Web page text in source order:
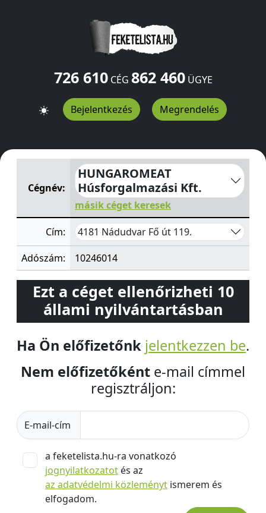
726 610CÉG 862 460ÜGYE
Bejelentkezés Megrendelés
HUNGAROMEAT Húsforgalmazási Kft.Fő út 119.
Cégnév:
HUNGAROMEAT
Húsforgalmazási Kft.
másik céget keresek
Cím: 4181 Nádudvar Fő út 119.
Adószám: 10246014
Ezt a céget ellenőrizheti 10
állami nyilvántartásban
Ha Ön előfizetőnk jelentkezzen be.
Nem előfizetőként e-mail címmel
regisztráljon:
E-mail-cím
a feketelista.hu-ra vonatkozó
jognyilatkozatot és az
az adatvédelmi közleményt ismerem és
elfogadom.